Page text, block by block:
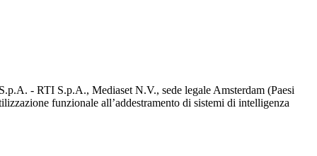
- RTI S.p.A., Mediaset N.V., sede legale Amsterdam (Paesi
funzionale all’addestramento di sistemi di intelligenza